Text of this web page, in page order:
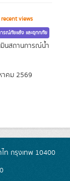
views
ารณ์ภัยแล้ง และอุทกภัย
มินสถานการณ์น้ำ
คม 2569
ท กรุงเทพ 10400